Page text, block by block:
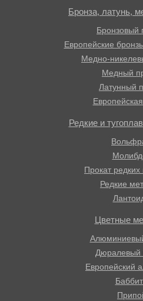
Бронза, латунь,
Бронзовый
Европейские
Медно-
Медный
Латунный
Редкие и
Прокат
Редкие
Цветные
Дюралевый
Европейский